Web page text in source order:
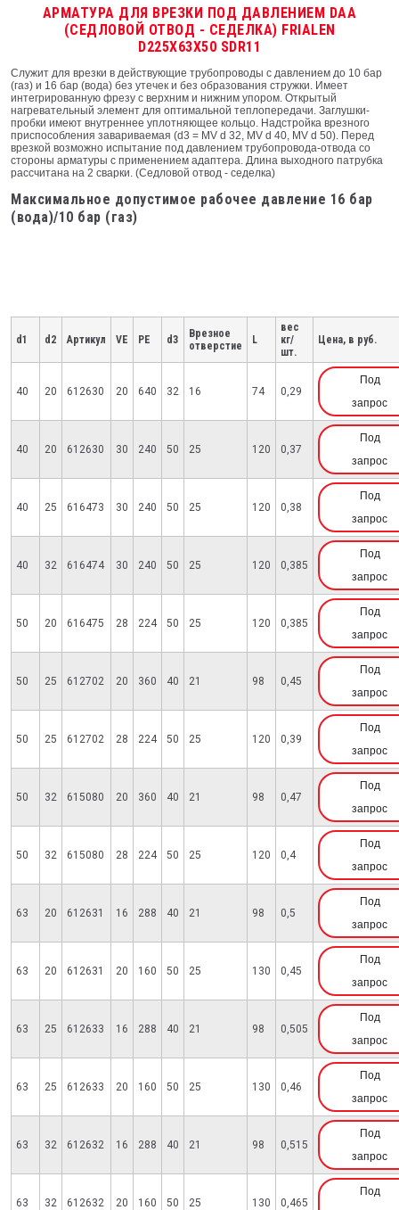
АРМАТУРА ДЛЯ ВРЕЗКИ ПОД ДАВЛЕНИЕМ DAA
(СЕДЛОВОЙ ОТВОД - СЕДЕЛКА) FRIALEN
D225X63X50 SDR11
Служит для врезки в действующие трубопроводы с давлением до 10 бар
(газ) и 16 бар (вода) без утечек и без образования стружки. Имеет
интегрированную фрезу с верхним и нижним упором. Открытый
нагревательный элемент для оптимальной теплопередачи. Заглушки-
пробки имеют внутреннее уплотняющее кольцо. Надстройка врезного
приспособления завариваемая (d3 = MV d 32, MV d 40, MV d 50). Перед
врезкой возможно испытание под давлением трубопровода-отвода со
стороны арматуры с применением адаптера. Длина выходного патрубка
рассчитана на 2 сварки. (Седловой отвод - седелка)
Максимальное допустимое рабочее давление 16 бар
(вода)/10 бар (газ)
d1 d2 Артикул VE PE d3
Врезное
отверстие
L
вес
кг/
шт.
Цена, в руб.
40 20 612630 20 640 32 16 74 0,29
Под
запрос
40 20 612630 30 240 50 25 120 0,37
Под
запрос
40 25 616473 30 240 50 25 120 0,38
Под
запрос
40 32 616474 30 240 50 25 120 0,385
Под
запрос
50 20 616475 28 224 50 25 120 0,385
Под
запрос
50 25 612702 20 360 40 21 98 0,45
Под
запрос
50 25 612702 28 224 50 25 120 0,39
Под
запрос
50 32 615080 20 360 40 21 98 0,47
Под
запрос
50 32 615080 28 224 50 25 120 0,4
Под
запрос
63 20 612631 16 288 40 21 98 0,5
Под
запрос
63 20 612631 20 160 50 25 130 0,45
Под
запрос
63 25 612633 16 288 40 21 98 0,505
Под
запрос
63 25 612633 20 160 50 25 130 0,46
Под
запрос
63 32 612632 16 288 40 21 98 0,515
Под
запрос
63 32 612632 20 160 50 25 130 0,465
Под